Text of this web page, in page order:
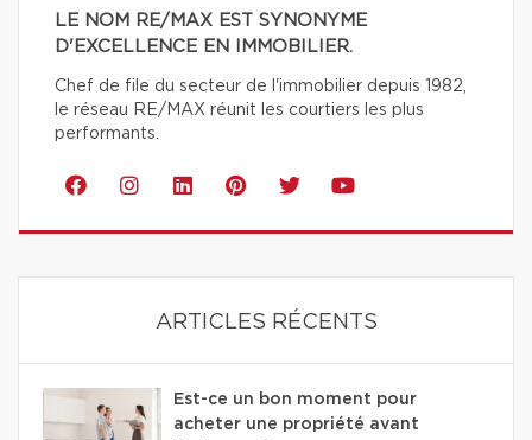
LE NOM RE/MAX EST SYNONYME
D'EXCELLENCE EN IMMOBILIER.
Chef de file du secteur de l'immobilier depuis 1982,
le réseau RE/MAX réunit les courtiers les plus
performants.
ARTICLES RÉCENTS
Est-ce un bon moment pour
acheter une propriété avant